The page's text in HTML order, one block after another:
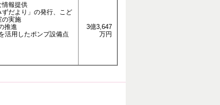
情報提供
ずだより」の発行、こど
の実施
推進
活用したポンプ設備点
3億3,647
万円